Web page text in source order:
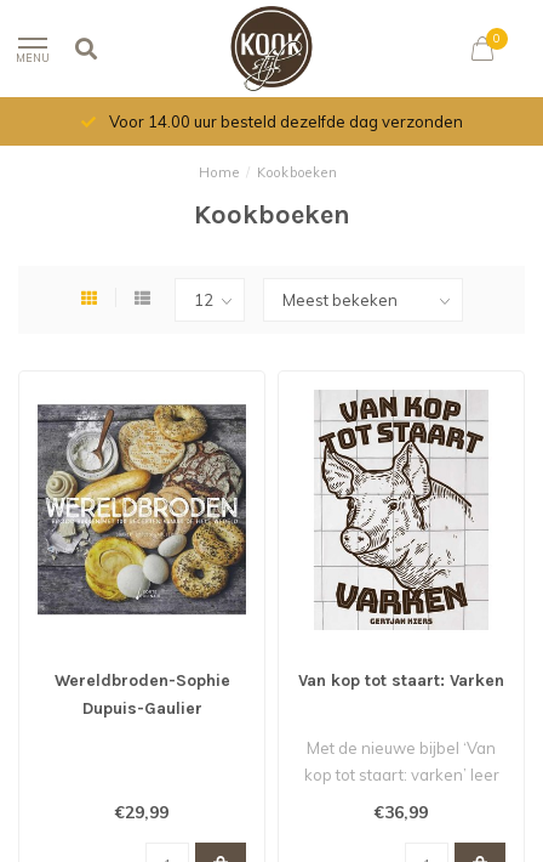
MENU
0
Voor 14.00 uur besteld dezelfde dag verzonden
Home / Kookboeken
Kookboeken
Wereldbroden-Sophie
Dupuis-Gaulier
€29,99
Van kop tot staart: Varken
Met de nieuwe bijbel ‘Van
kop tot staart: varken’ leer
je alles over ambacht..
€36,99